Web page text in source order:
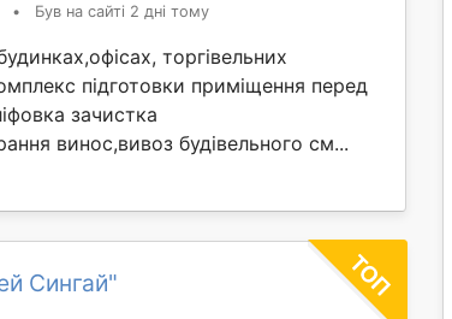
• Був на сайті 2 дні тому
торгівельних
підготовки приміщення перед
зачистка
винос,вивоз будівельного см...
Сингай"